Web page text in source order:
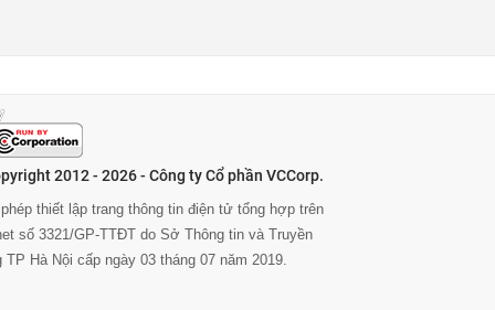
2012 - 2026 - Công ty Cổ phần VCCorp.
thiết lập trang thông tin điện tử tổng hợp trên
số 3321/GP-TTĐT do Sở Thông tin và Truyền
TP Hà Nội cấp ngày 03 tháng 07 năm 2019.